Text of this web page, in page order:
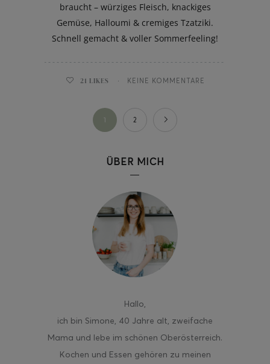
braucht – würziges Fleisch, knackiges
Gemüse, Halloumi & cremiges Tzatziki.
Schnell gemacht & voller Sommerfeeling!
21 LIKES KEINE KOMMENTARE
1 2
ÜBER MICH
Hallo
ich bin Simone, 40 Jahre alt, zweifache
Mama und lebe im schönen Oberösterreich.
Kochen und Essen gehören zu meinen